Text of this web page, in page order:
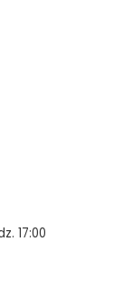
17:00